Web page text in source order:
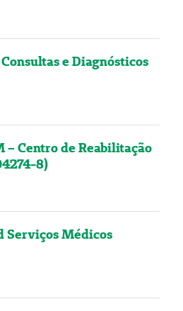
e Diagnósticos
– Centro de Reabilitação
8)
Serviços Médicos